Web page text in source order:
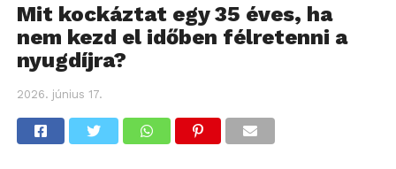
Mit kockáztat egy 35 éves, ha
nem kezd el időben félretenni a
nyugdíjra?
2026. június 17.